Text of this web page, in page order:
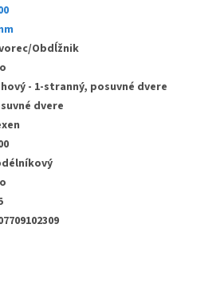
Obdĺžnik
- 1-stranný, posuvné dvere
dvere